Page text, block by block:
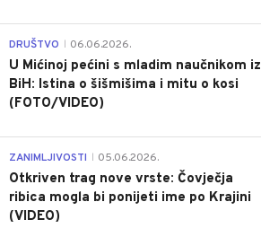
DRUŠTVO 06.06.2026.
U Mićinoj pećini s mladim naučnikom iz
BiH: Istina o šišmišima i mitu o kosi
(FOTO/VIDEO)
ZANIMLJIVOSTI 05.06.2026.
Otkriven trag nove vrste: Čovječja
ribica mogla bi ponijeti ime po Krajini
(VIDEO)